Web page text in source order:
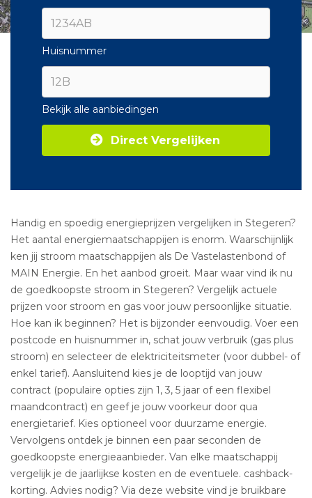
Huisnummer
Bekijk alle aanbiedingen
Direct Vergelijken
Handig en spoedig energieprijzen vergelijken in Stegeren?
Het aantal energiemaatschappijen is enorm. Waarschijnlijk
ken jij stroom maatschappijen als De Vastelastenbond of
MAIN Energie. En het aanbod groeit. Maar waar vind ik nu
de goedkoopste stroom in Stegeren? Vergelijk actuele
prijzen voor stroom en gas voor jouw persoonlijke situatie.
Hoe kan ik beginnen? Het is bijzonder eenvoudig. Voer een
postcode en huisnummer in, schat jouw verbruik (gas plus
stroom) en selecteer de elektriciteitsmeter (voor dubbel- of
enkel tarief). Aansluitend kies je de looptijd van jouw
contract (populaire opties zijn 1, 3, 5 jaar of een flexibel
maandcontract) en geef je jouw voorkeur door qua
energietarief. Kies optioneel voor duurzame energie.
Vervolgens ontdek je binnen een paar seconden de
goedkoopste energieaanbieder. Van elke maatschappij
vergelijk je de jaarlijkse kosten en de eventuele. cashback-
korting. Advies nodig? Via deze website vind je bruikbare